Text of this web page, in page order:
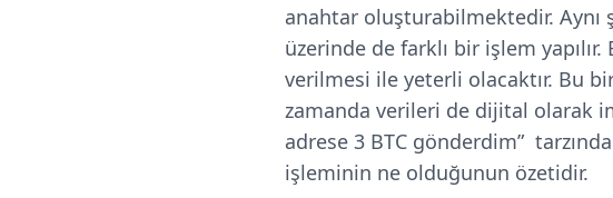
anahtar oluşturabilmektedir. Aynı
üzerinde de farklı bir işlem
verilmesi ile yeterli olacaktır. Bu
zamanda verileri de dijital olarak
adrese 3 BTC gönderdim”
işleminin ne olduğunun özetidir.